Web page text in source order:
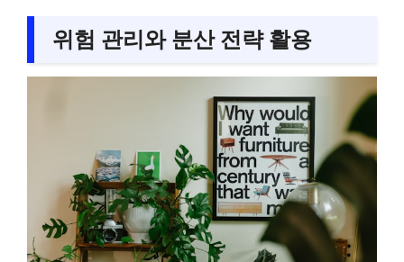
위험 관리와 분산 전략 활용